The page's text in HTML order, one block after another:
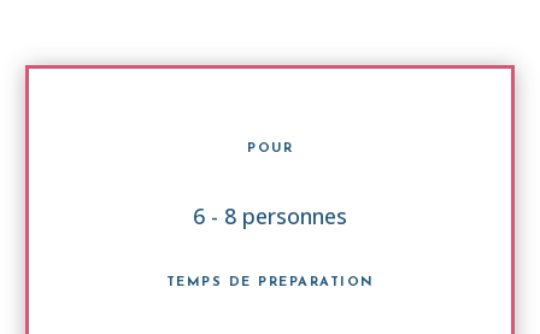
POUR
6 - 8 personnes
TEMPS DE PREPARATION